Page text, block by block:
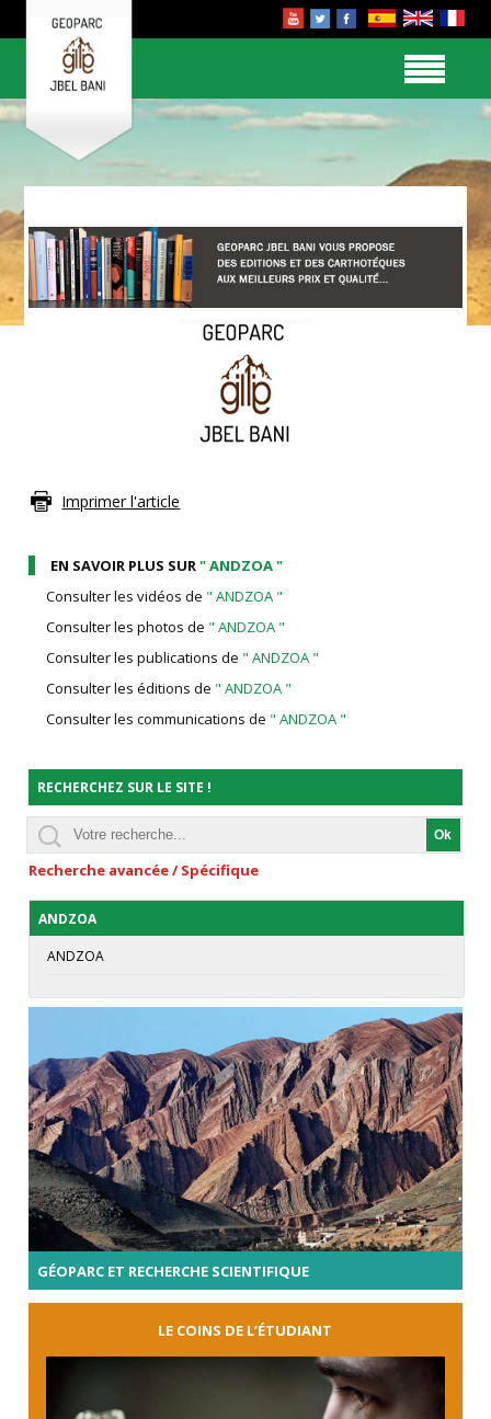
Imprimer l'article
EN SAVOIR PLUS SUR" ANDZOA "
Consulter les vidéos de " ANDZOA "
Consulter les photos de " ANDZOA "
Consulter les publications de " ANDZOA "
Consulter les éditions de " ANDZOA "
Consulter les communications de " ANDZOA "
RECHERCHEZ SUR LE SITE !
Recherche avancée / Spécifique
ANDZOA
ANDZOA
GÉOPARC ET RECHERCHE SCIENTIFIQUE
LE COINS DE L’ÉTUDIANT